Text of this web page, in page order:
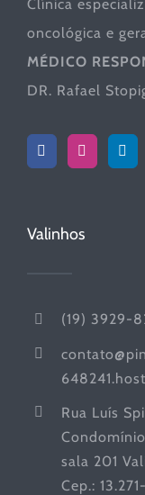
Clínica
oncológica e
MÉDICO
DR. Rafael
Valinhos
(19) 3929-
Rua Luís
sala 201
Cep.: